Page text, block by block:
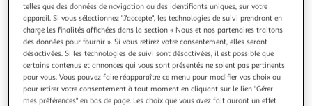
Profitez des soldes sur
Auchan.fr
Les premiers arrivés seront les
premiers servis !
telles que des données de navigation ou des identifiants uniques, sur votre
appareil. Si vous sélectionnez "J'accepte", les technologies de suivi prendront en
charge les finalités affichées dans la section « Nous et nos partenaires traitons
des données pour fournir ». Si vous retirez votre consentement, elles seront
désactivées. Si les technologies de suivi sont désactivées, il est possible que
certains contenus et annonces qui vous sont présentés ne soient pas pertinents
pour vous. Vous pouvez faire réapparaître ce menu pour modifier vos choix ou
pour retirer votre consentement à tout moment en cliquant sur le lien "Gérer
mes préférences" en bas de page. Les choix que vous avez fait auront un effet